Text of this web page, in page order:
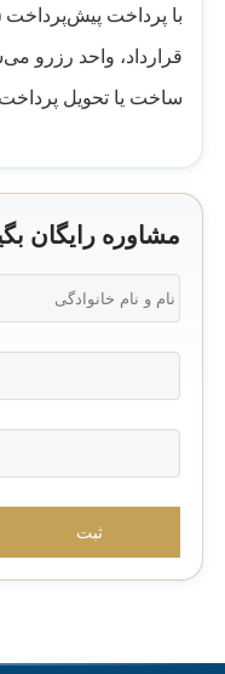
قرارداد، واحد رزرو
ساخت یا تحویل
مشاوره رایگان